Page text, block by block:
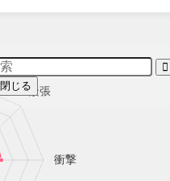
閉じる